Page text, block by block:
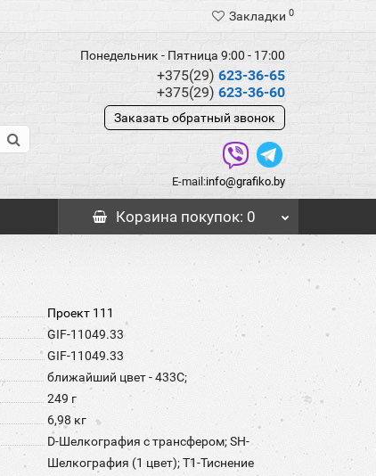
Закладки 0
Понедельник - Пятница 9:00 - 17:00
+375(29) 623-36-65
+375(29) 623-36-60
Заказать обратный звонок
E-mail:info@grafiko.by
Корзина покупок: 0
Проект 111
GIF-11049.33
GIF-11049.33
ближайший цвет - 433C;
249 г
6,98 кг
D-Шелкография с трансфером; SH-
Шелкография (1 цвет); T1-Тиснение